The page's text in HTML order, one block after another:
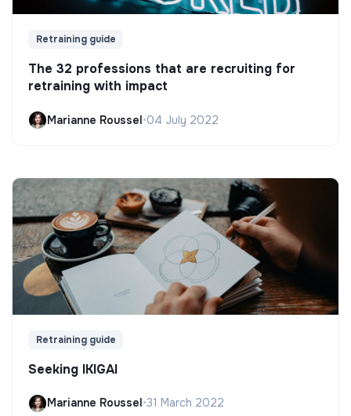
Retraining guide
The 32 professions that are recruiting for
retraining with impact
Marianne Roussel•04 July 2022
Retraining guide
Seeking IKIGAI
Marianne Roussel •31 March 2022